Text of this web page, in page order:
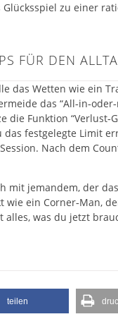
Glücksspiel zu einer
FÜR DEN
das Wetten wie ein
das
Funktion
festgelegte Limit
Nach dem
mit jemandem, der
wie ein Corner‑Man,
alles, was du jetzt
teilen